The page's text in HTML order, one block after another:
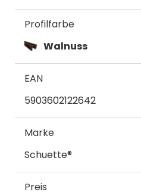
Profilfarbe
Walnuss
EAN
5903602122642
Marke
Schuette®
Preis